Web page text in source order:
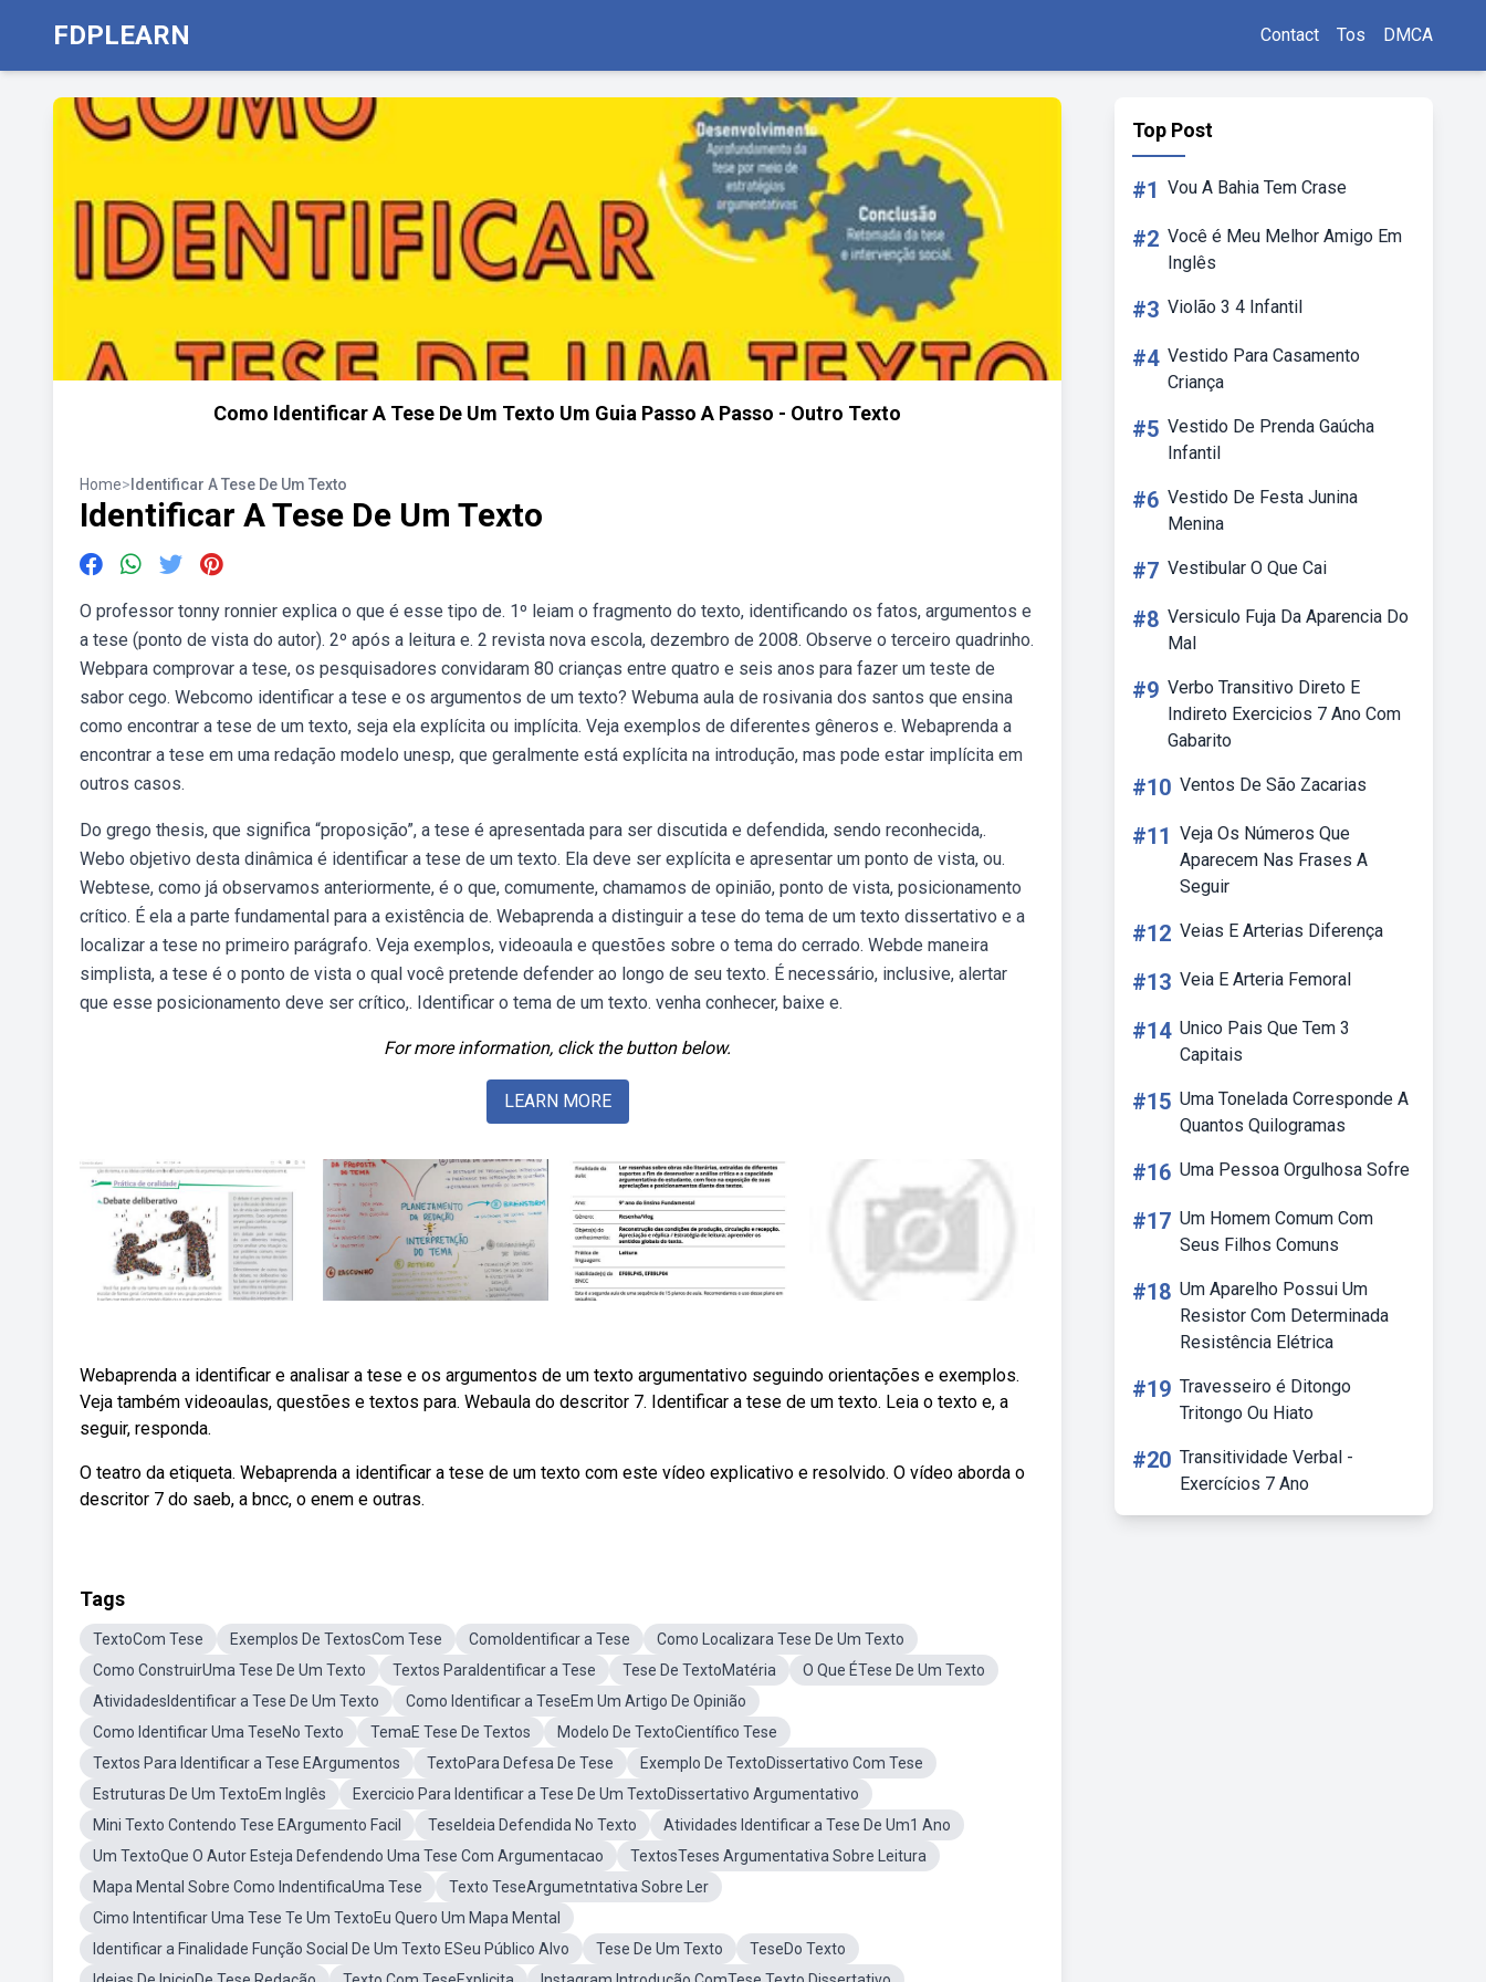
FDPLEARN Contact Tos DMCA
Como Identificar A Tese De Um Texto Um Guia Passo A Passo - Outro Texto
Home> Identificar A Tese De Um Texto
Identificar A Tese De Um Texto
O professor tonny ronnier explica o que é esse tipo de. 1º leiam o fragmento do texto, identificando os fatos, argumentos e
a tese (ponto de vista do autor). 2º após a leitura e. 2 revista nova escola, dezembro de 2008. Observe o terceiro quadrinho.
Webpara comprovar a tese, os pesquisadores convidaram 80 crianças entre quatro e seis anos para fazer um teste de
sabor cego. Webcomo identificar a tese e os argumentos de um texto? Webuma aula de rosivania dos santos que ensina
como encontrar a tese de um texto, seja ela explícita ou implícita. Veja exemplos de diferentes gêneros e. Webaprenda a
encontrar a tese em uma redação modelo unesp, que geralmente está explícita na introdução, mas pode estar implícita em
outros casos.
Do grego thesis, que significa “proposição”, a tese é apresentada para ser discutida e defendida, sendo reconhecida,.
Webo objetivo desta dinâmica é identificar a tese de um texto. Ela deve ser explícita e apresentar um ponto de vista, ou.
Webtese, como já observamos anteriormente, é o que, comumente, chamamos de opinião, ponto de vista, posicionamento
crítico. É ela a parte fundamental para a existência de. Webaprenda a distinguir a tese do tema de um texto dissertativo e a
localizar a tese no primeiro parágrafo. Veja exemplos, videoaula e questões sobre o tema do cerrado. Webde maneira
simplista, a tese é o ponto de vista o qual você pretende defender ao longo de seu texto. É necessário, inclusive, alertar
que esse posicionamento deve ser crítico,. Identificar o tema de um texto. venha conhecer, baixe e.
For more information, click the button below.
LEARN MORE
Webaprenda a identificar e analisar a tese e os argumentos de um texto argumentativo seguindo orientações e exemplos.
Veja também videoaulas, questões e textos para. Webaula do descritor 7. Identificar a tese de um texto. Leia o texto e, a
seguir, responda.
O teatro da etiqueta. Webaprenda a identificar a tese de um texto com este vídeo explicativo e resolvido. O vídeo aborda o
descritor 7 do saeb, a bncc, o enem e outras.
Tags
TextoCom Tese Exemplos De TextosCom Tese ComoIdentificar a Tese
Como Localizara Tese De Um Texto
Como ConstruirUma Tese De Um Texto
Textos ParaIdentificar a Tese Tese De TextoMatéria
O Que ÉTese De Um Texto
AtividadesIdentificar a Tese De Um Texto
Como Identificar a TeseEm Um Artigo De Opinião
Como Identificar Uma TeseNo Texto
TemaE Tese De Textos
Modelo De TextoCientífico Tese
Textos Para Identificar a Tese EArgumentos
TextoPara Defesa De Tese
Exemplo De TextoDissertativo Com Tese
Estruturas De Um TextoEm Inglês
Exercicio Para Identificar a Tese De Um TextoDissertativo Argumentativo
Mini Texto Contendo Tese EArgumento Facil
TeseIdeia Defendida No Texto
Atividades Identificar a Tese De Um1 Ano
Um TextoQue O Autor Esteja Defendendo Uma Tese Com Argumentacao
TextosTeses Argumentativa Sobre Leitura
Mapa Mental Sobre Como IndentificaUma Tese
Texto TeseArgumetntativa Sobre Ler
Cimo Intentificar Uma Tese Te Um TextoEu Quero Um Mapa Mental
Identificar a Finalidade Função Social De Um Texto ESeu Público Alvo
Tese De Um Texto
TeseDo Texto
Top Post
#1 Vou A Bahia Tem Crase
#2 Você é Meu Melhor Amigo Em
Inglês
#3 Violão 3 4 Infantil
#4 Vestido Para Casamento
Criança
#5 Vestido De Prenda Gaúcha
Infantil
#6 Vestido De Festa Junina
Menina
#7 Vestibular O Que Cai
#8 Versiculo Fuja Da Aparencia Do
Mal
#9 Verbo Transitivo Direto E
Indireto Exercicios 7 Ano Com
Gabarito
#10 Ventos De São Zacarias
#11 Veja Os Números Que
Aparecem Nas Frases A
Seguir
#12 Veias E Arterias Diferença
#13 Veia E Arteria Femoral
#14 Unico Pais Que Tem 3
Capitais
#15 Uma Tonelada Corresponde A
Quantos Quilogramas
#16 Uma Pessoa Orgulhosa Sofre
#17 Um Homem Comum Com
Seus Filhos Comuns
#18 Um Aparelho Possui Um
Resistor Com Determinada
Resistência Elétrica
#19 Travesseiro é Ditongo
Tritongo Ou Hiato
#20 Transitividade Verbal -
Exercícios 7 Ano